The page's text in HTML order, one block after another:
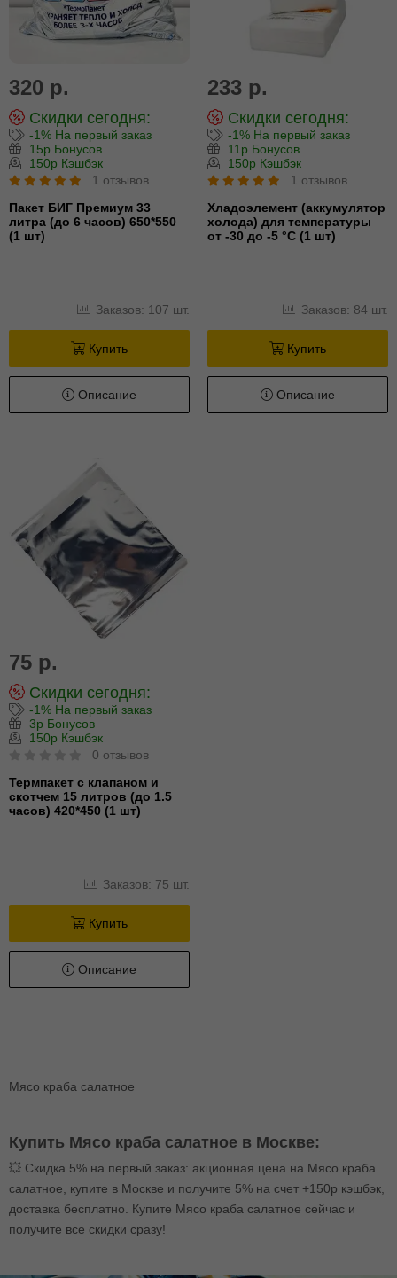
320 р.
Скидки сегодня:
-1% На первый заказ
15р Бонусов
150р Кэшбэк
1 отзывов
Пакет БИГ Премиум 33
литра (до 6 часов) 650*550
(1 шт)
Заказов: 107 шт.
Купить
Описание
233 р.
Скидки сегодня:
-1% На первый заказ
11р Бонусов
150р Кэшбэк
1 отзывов
Хладоэлемент (аккумулятор
холода) для температуры
от -30 до -5 °С (1 шт)
Заказов: 84 шт.
Купить
Описание
75 р.
Скидки сегодня:
-1% На первый заказ
3р Бонусов
150р Кэшбэк
0 отзывов
Термпакет с клапаном и
скотчем 15 литров (до 1.5
часов) 420*450 (1 шт)
Заказов: 75 шт.
Купить
Описание
Мясо краба салатное
Купить Мясо краба салатное в Москве:
💥 Скидка 5% на первый заказ: акционная цена на Мясо краба
салатное, купите в Москве и получите 5% на счет +150р кэшбэк,
доставка бесплатно. Купите Мясо краба салатное сейчас и
получите все скидки сразу!